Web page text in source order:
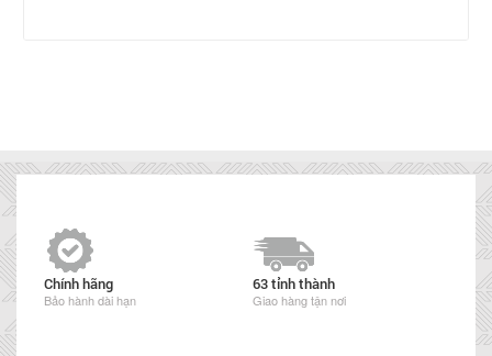
Chính hãng
Bảo hành dài hạn
63 tỉnh thành
Giao hàng tận nơi